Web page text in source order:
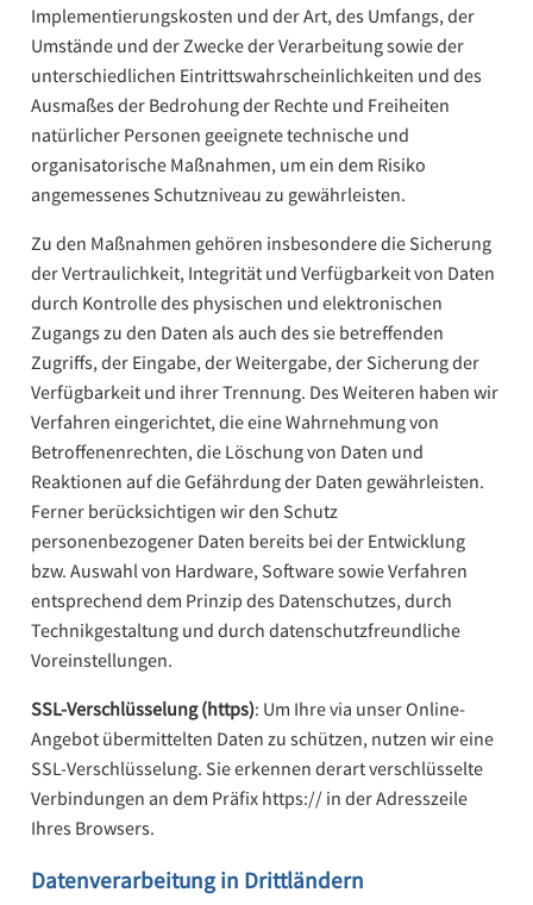
Implementierungskosten und der Art, des Umfangs, der
Umstände und der Zwecke der Verarbeitung sowie der
unterschiedlichen Eintrittswahrscheinlichkeiten und des
Ausmaßes der Bedrohung der Rechte und Freiheiten
natürlicher Personen geeignete technische und
organisatorische Maßnahmen, um ein dem Risiko
angemessenes Schutzniveau zu gewährleisten.
Zu den Maßnahmen gehören insbesondere die Sicherung
der Vertraulichkeit, Integrität und Verfügbarkeit von Daten
durch Kontrolle des physischen und elektronischen
Zugangs zu den Daten als auch des sie betreffenden
Zugriffs, der Eingabe, der Weitergabe, der Sicherung der
Verfügbarkeit und ihrer Trennung. Des Weiteren haben wir
Verfahren eingerichtet, die eine Wahrnehmung von
Betroffenenrechten, die Löschung von Daten und
Reaktionen auf die Gefährdung der Daten gewährleisten.
Ferner berücksichtigen wir den Schutz
personenbezogener Daten bereits bei der Entwicklung
bzw. Auswahl von Hardware, Software sowie Verfahren
entsprechend dem Prinzip des Datenschutzes, durch
Technikgestaltung und durch datenschutzfreundliche
Voreinstellungen.
SSL-Verschlüsselung (https): Um Ihre via unser Online-
Angebot übermittelten Daten zu schützen, nutzen wir eine
SSL-Verschlüsselung. Sie erkennen derart verschlüsselte
Verbindungen an dem Präfix https:// in der Adresszeile
Ihres Browsers.
Datenverarbeitung in Drittländern